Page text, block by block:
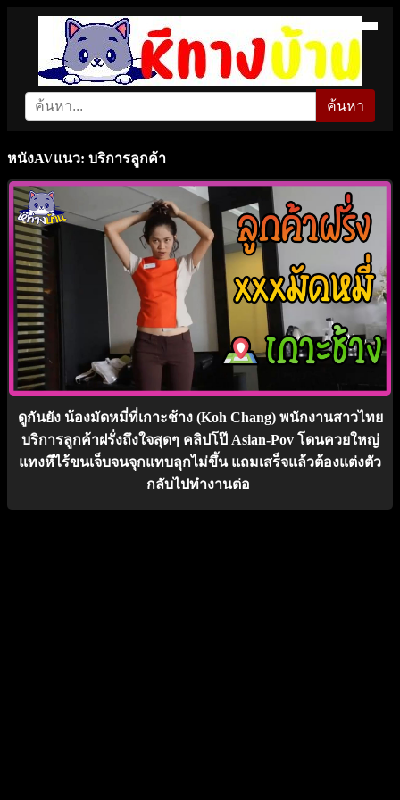
ค้นหา
หนังAVแนว: บริการลูกค้า
ดูกันยัง น้องมัดหมี่ที่เกาะช้าง (Koh Chang) พนักงานสาวไทย
บริการลูกค้าฝรั่งถึงใจสุดๆ คลิปโป๊ Asian-Pov โดนควยใหญ่
แทงหีไร้ขนเจ็บจนจุกแทบลุกไม่ขึ้น แถมเสร็จแล้วต้องแต่งตัว
กลับไปทำงานต่อ